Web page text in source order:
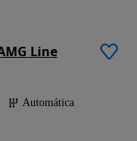
Line
Automática